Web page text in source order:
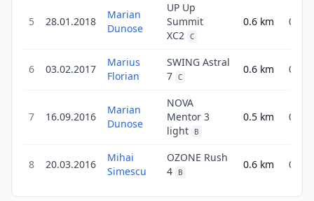
5 28.01.2018
Marian
Dunose
UP Up
Summit
XC2 C
0.6 km 0.6
6 03.02.2017
Marius
Florian
SWING Astral
7 C
0.6 km 0.6
7 16.09.2016
Marian
Dunose
NOVA
Mentor 3
light
B
0.5 km 0.5
8 20.03.2016
Mihai
Simescu
OZONE Rush
4
B
0.6 km 0.6